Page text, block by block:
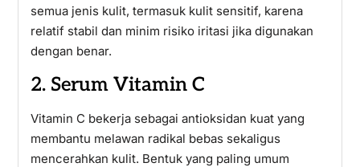
semua jenis kulit, termasuk kulit sensitif, karena
relatif stabil dan minim risiko iritasi jika digunakan
dengan benar.
2. Serum Vitamin C
Vitamin C bekerja sebagai antioksidan kuat yang
membantu melawan radikal bebas sekaligus
mencerahkan kulit. Bentuk yang paling umum